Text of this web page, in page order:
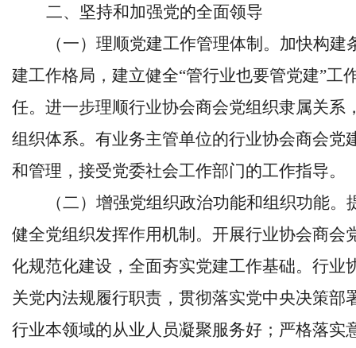
二、坚持和加强党的全面领导
（一）理顺党建工作管理体制。加快构
建工作格局，建立健全“管行业也要管党建”工
任。进一步理顺行业协会商会党组织隶属关系
组织体系。有业务主管单位的行业协会商会党
和管理，接受党委社会工作部门的工作指导。
（二）增强党组织政治功能和组织功能
健全党组织发挥作用机制。开展行业协会商会
化规范化建设，全面夯实党建工作基础。行业
关党内法规履行职责，贯彻落实党中央决策部
行业本领域的从业人员凝聚服务好；严格落实